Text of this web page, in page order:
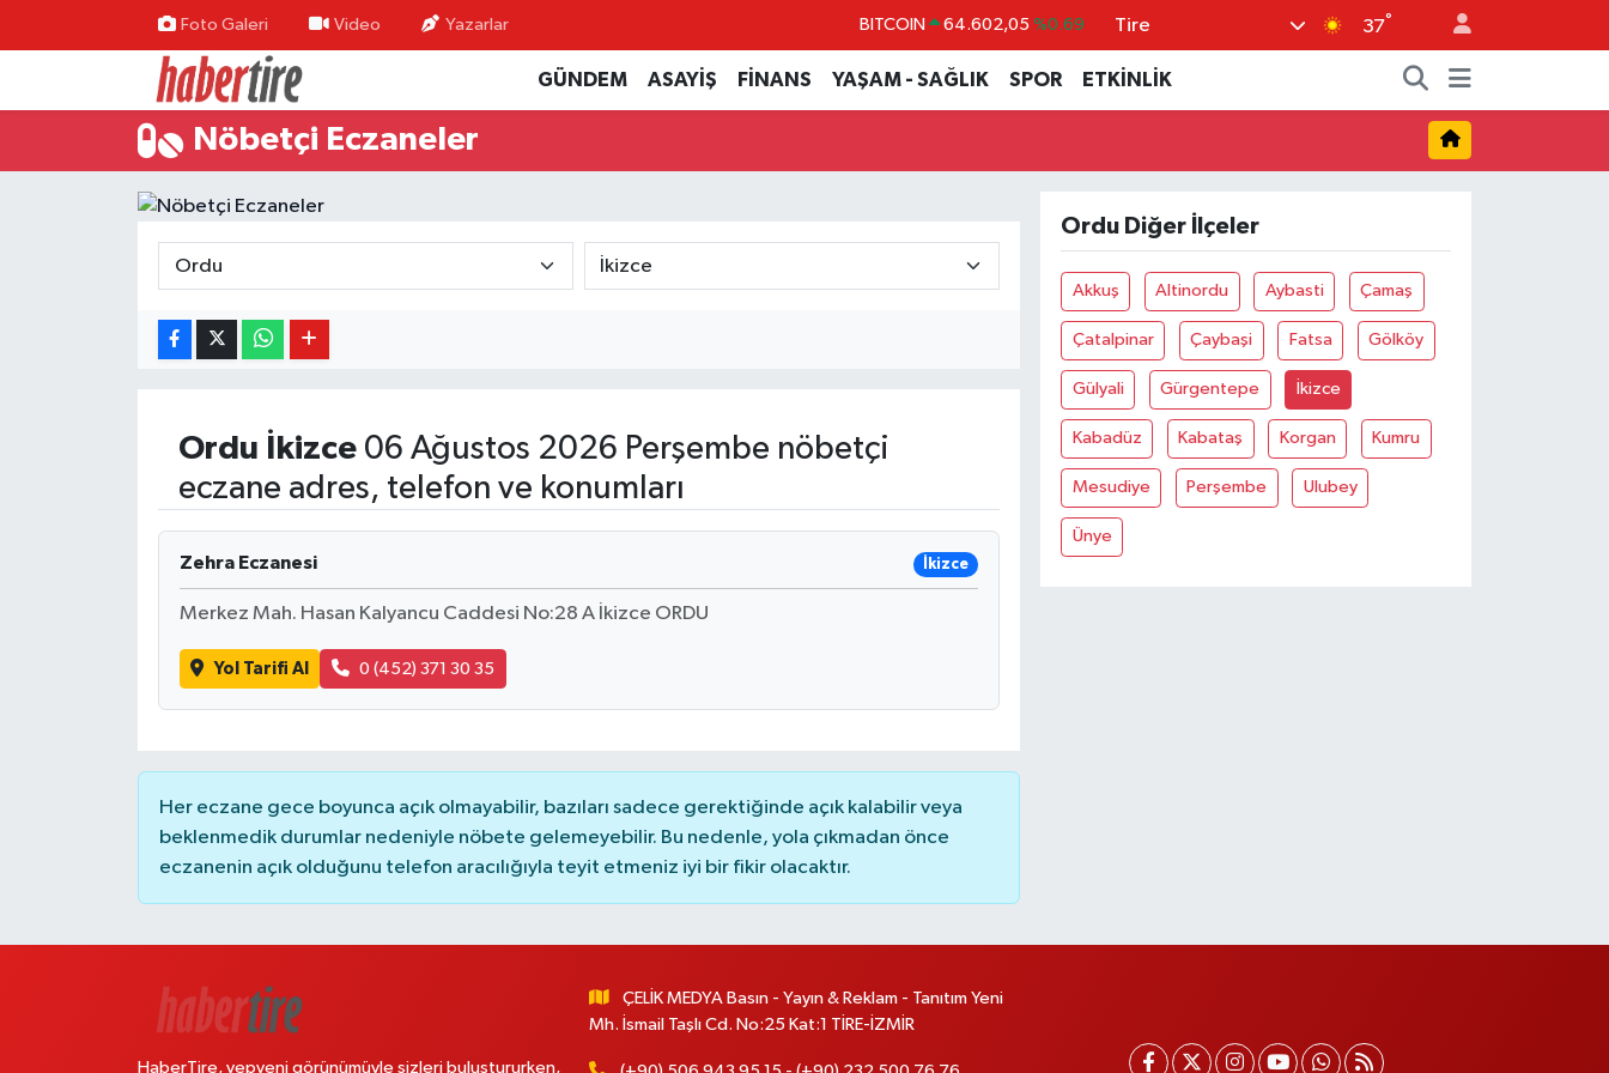
Foto Galeri Video Yazarlar BITCOIN 64.602,05 %0.69
DOLAR 47,5986 %0.06
EURO 55,0700 %0.1
BİST100 13.768
Tire 37°
GÜNDEM ASAYİŞ FİNANS YAŞAM - SAĞLIK SPOR ETKİNLİK
Nöbetçi Eczaneler
Ordu İkizce06 Ağustos 2026 Perşembe nöbetçi
eczane adres, telefon ve konumları
Zehra Eczanesi İkizce
Merkez Mah. Hasan Kalyancu Caddesi No:28 A İkizce ORDU
Yol Tarifi Al 0 (452) 371 30 35
Her eczane gece boyunca açık olmayabilir, bazıları sadece gerektiğinde açık kalabilir veya
beklenmedik durumlar nedeniyle nöbete gelemeyebilir. Bu nedenle, yola çıkmadan önce
eczanenin açık olduğunu telefon aracılığıyla teyit etmeniz iyi bir fikir olacaktır.
Ordu Diğer İlçeler
Akkuş Altinordu Aybasti Çamaş
Çatalpinar Çaybaşi Fatsa Gölköy
Gülyali Gürgentepe İkizce
Kabadüz Kabataş Korgan Kumru
Mesudiye Perşembe Ulubey
Ünye
HaberTire, yepyeni görünümüyle sizleri buluştururken,
ÇELİK MEDYA Basın - Yayın & Reklam - Tanıtım Yeni
Mh. İsmail Taşlı Cd. No:25 Kat:1 TİRE-İZMİR
Tire Nöbetçi Eczaneler
Tire Hava Durumu
Tire Trafik Yoğunluk Haritası
Süper Lig Puan Durumu ve Fikstür
Tüm Manşetler
Haber Arşivi